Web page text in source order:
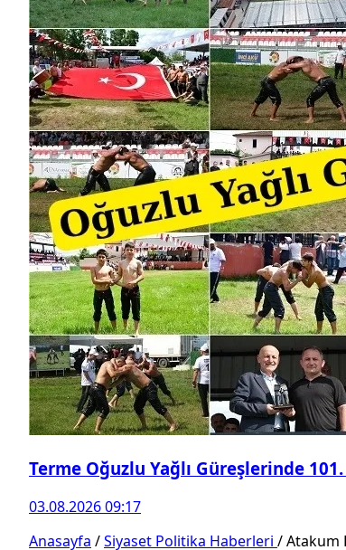
Terme Oğuzlu Yağlı Güreşlerinde
03.08.2026 09:17
Anasayfa /Siyaset Politika Haberleri /Atakum